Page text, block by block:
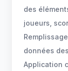
des
joueurs,
données
Application